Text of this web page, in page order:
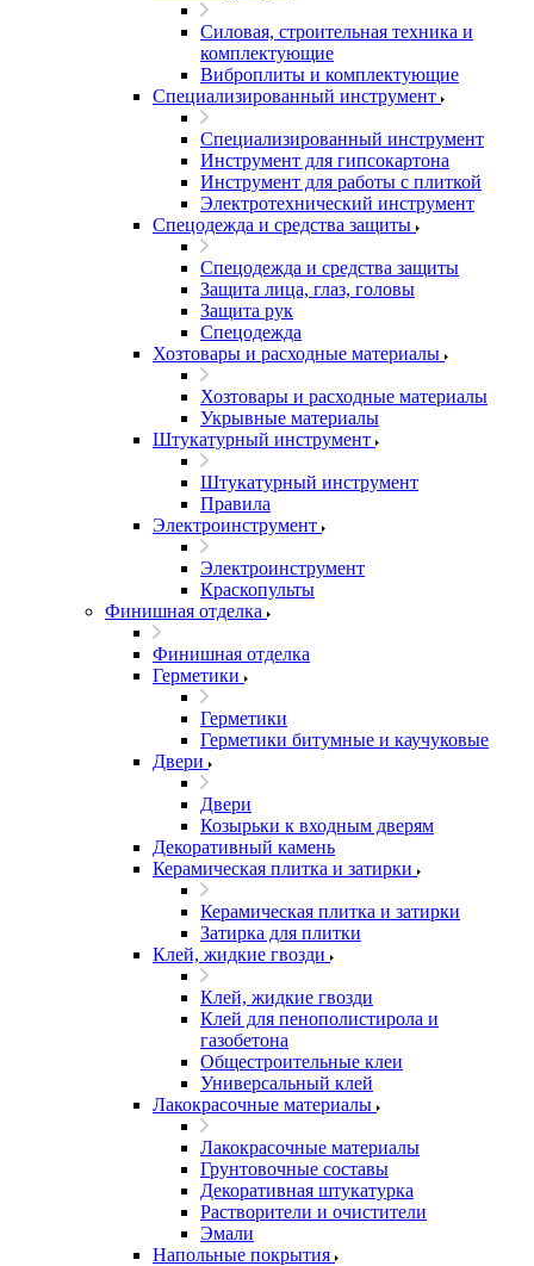
Силовая, строительная техника и
комплектующие
Виброплиты и комплектующие
Специализированный инструмент
Специализированный инструмент
Инструмент для гипсокартона
Инструмент для работы с плиткой
Электротехнический инструмент
Спецодежда и средства защиты
Спецодежда и средства защиты
Защита лица, глаз, головы
Защита рук
Спецодежда
Хозтовары и расходные материалы
Хозтовары и расходные материалы
Укрывные материалы
Штукатурный инструмент
Штукатурный инструмент
Правила
Электроинструмент
Электроинструмент
Краскопульты
Финишная отделка
Финишная отделка
Герметики
Герметики
Герметики битумные и каучуковые
Двери
Двери
Козырьки к входным дверям
Декоративный камень
Керамическая плитка и затирки
Керамическая плитка и затирки
Затирка для плитки
Клей, жидкие гвозди
Клей, жидкие гвозди
Клей для пенополистирола и
газобетона
Общестроительные клеи
Универсальный клей
Лакокрасочные материалы
Лакокрасочные материалы
Грунтовочные составы
Декоративная штукатурка
Растворители и очистители
Эмали
Напольные покрытия